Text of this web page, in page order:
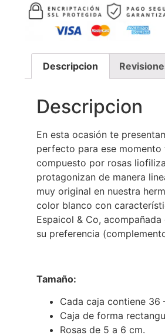
Descripcion
Descripcion
En esta ocasión te
perfecto para ese momento
compuesto por rosas
protagonizan de manera
muy original en nuestra
color blanco con
Espaicol & Co,
su preferencia
Tamaño:
Cada caja contiene 36
Caja de forma
Rosas de 5 a 6 cm.